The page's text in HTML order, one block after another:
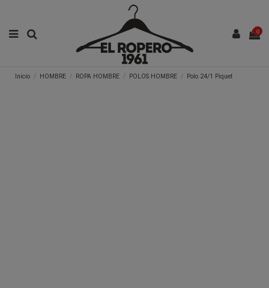
0
Inicio HOMBRE ROPA HOMBRE POLOS HOMBRE Polo 24/1 Piquet